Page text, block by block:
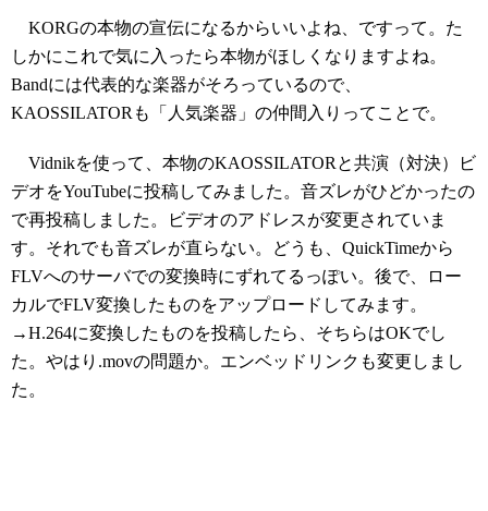
KORGの本物の宣伝になるからいいよね、ですって。た
しかにこれで気に入ったら本物がほしくなりますよね。
Bandには代表的な楽器がそろっているので、
KAOSSILATORも「人気楽器」の仲間入りってことで。
Vidnikを使って、本物のKAOSSILATORと共演（対決）ビ
デオをYouTubeに投稿してみました。音ズレがひどかったの
で再投稿しました。ビデオのアドレスが変更されていま
す。それでも音ズレが直らない。どうも、QuickTimeから
FLVへのサーバでの変換時にずれてるっぽい。後で、ロー
カルでFLV変換したものをアップロードしてみます。
→H.264に変換したものを投稿したら、そちらはOKでし
た。やはり.movの問題か。エンベッドリンクも変更しまし
た。